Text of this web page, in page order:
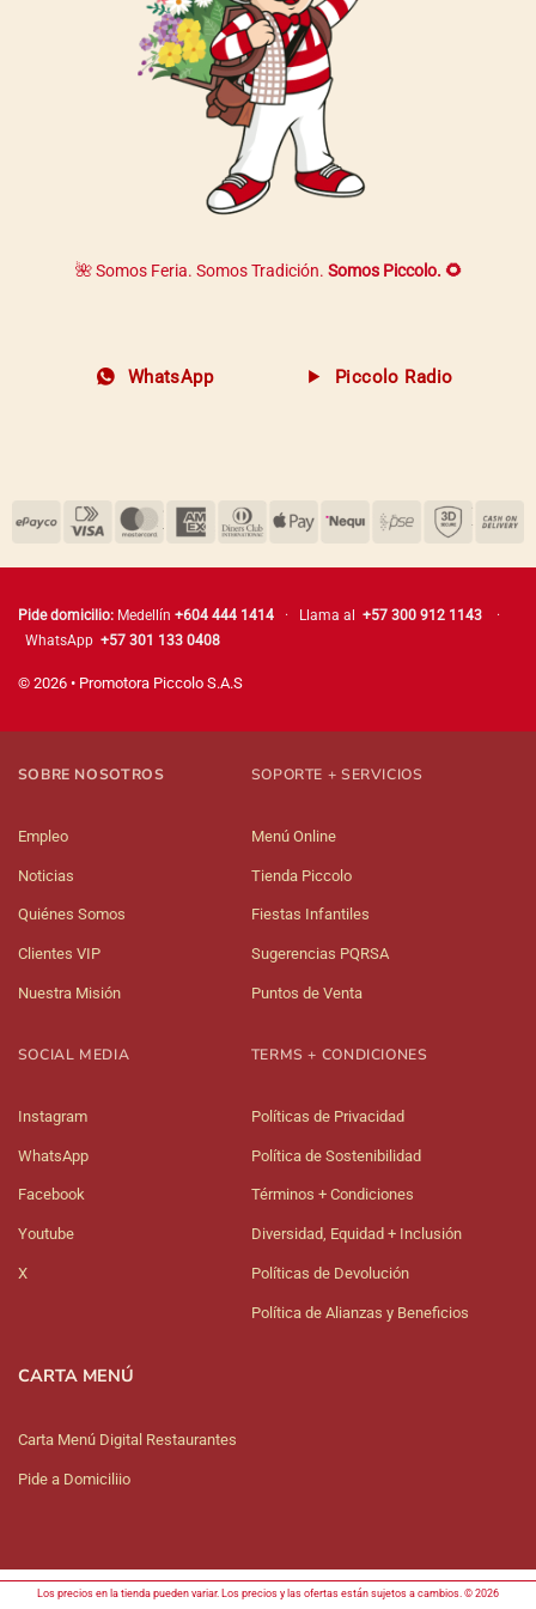
🌺 Somos Feria. Somos Tradición. Somos Piccolo. 🌻
WhatsApp Piccolo Radio
Pide domicilio: Medellín +604 444 1414 · Llama al +57 300 912 1143
·
WhatsApp +57 301 133 0408
© 2026 • Promotora Piccolo S.A.S
SOBRE NOSOTROS
Empleo
Noticias
Quiénes Somos
Clientes VIP
Nuestra Misión
SOPORTE + SERVICIOS
Menú Online
Tienda Piccolo
Fiestas Infantiles
Sugerencias PQRSA
Puntos de Venta
SOCIAL MEDIA
Instagram
WhatsApp
Facebook
Youtube
X
TERMS + CONDICIONES
Políticas de Privacidad
Política de Sostenibilidad
Términos + Condiciones
Diversidad, Equidad + Inclusión
Políticas de Devolución
Política de Alianzas y Beneficios
CARTA MENÚ
Carta Menú Digital Restaurantes
Pide a Domiciliio
Los precios en la tienda pueden variar. Los precios y las ofertas están sujetos a cambios. © 2026